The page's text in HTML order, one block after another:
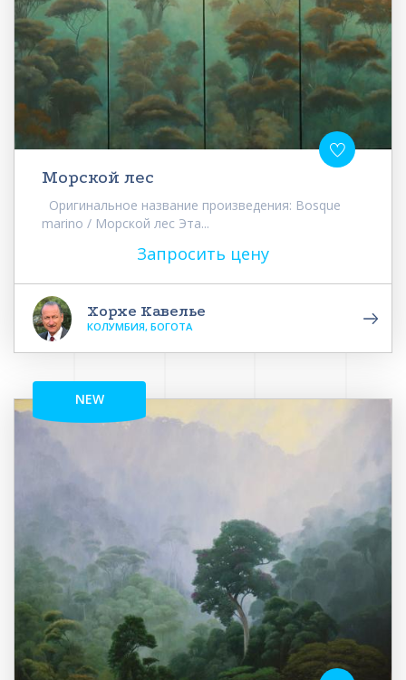
Морской лес
Оригинальное название произведения: Bosque
marino / Морской лес Эта...
Запросить цену
Хорхе Кавелье
КОЛУМБИЯ, БОГОТА
NEW